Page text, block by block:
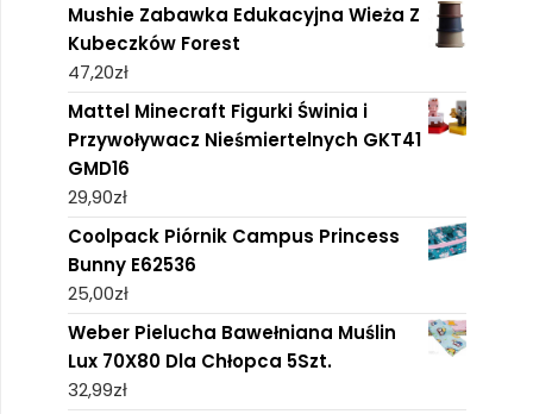
Mushie Zabawka Edukacyjna Wieża Z
Kubeczków Forest
47,20zł
Mattel Minecraft Figurki Świnia i
Przywoływacz Nieśmiertelnych GKT41
GMD16
29,90zł
Coolpack Piórnik Campus Princess
Bunny E62536
25,00zł
Weber Pielucha Bawełniana Muślin
Lux 70X80 Dla Chłopca 5Szt.
32,99zł